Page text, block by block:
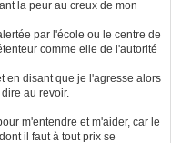
la peur au creux de mon
par l'école ou le centre de
comme elle de l'autorité
en disant que je l'agresse alors
au revoir.
m'entendre et m'aider, car le
il faut à tout prix se